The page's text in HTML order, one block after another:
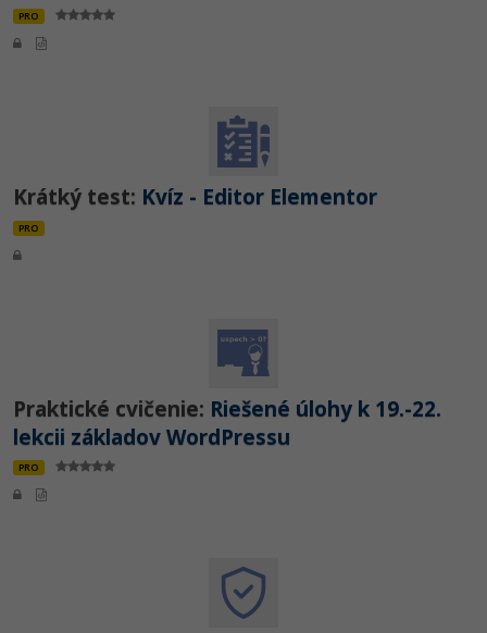
PRO
Krátký test: Kvíz - Editor Elementor
PRO
Praktické cvičenie: Riešené úlohy k 19.-22.
lekcii základov WordPressu
PRO